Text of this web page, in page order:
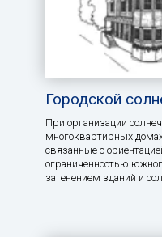
Городской
При организации
многоквартирных
связанные с
ограниченностью
затенением зданий и